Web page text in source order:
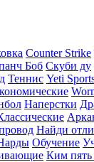
Counter Strike
Боб Скуби ду
Теннис Yeti
Наперстки
Найди
Обучение
Ким